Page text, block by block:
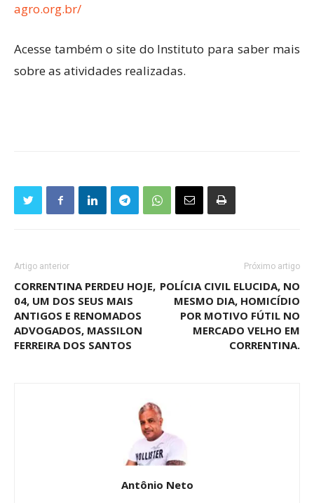
agro.org.br/
Acesse também o site do Instituto para saber mais
sobre as atividades realizadas.
Artigo anterior
CORRENTINA PERDEU HOJE,
04, UM DOS SEUS MAIS
ANTIGOS E RENOMADOS
ADVOGADOS, MASSILON
FERREIRA DOS SANTOS
Próximo artigo
POLÍCIA CIVIL ELUCIDA, NO
MESMO DIA, HOMICÍDIO
POR MOTIVO FÚTIL NO
MERCADO VELHO EM
CORRENTINA.
Antônio Neto